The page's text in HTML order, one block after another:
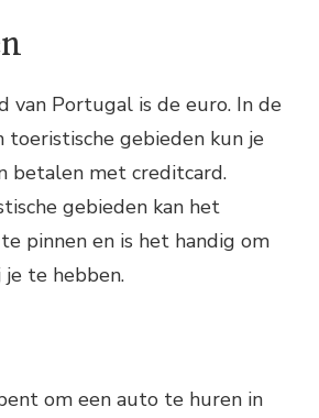
van Portugal is de euro. In de
gebieden kun je
betalen met creditcard.
gebieden kan het
pinnen en is het handig om
te hebben.
om een auto te huren in